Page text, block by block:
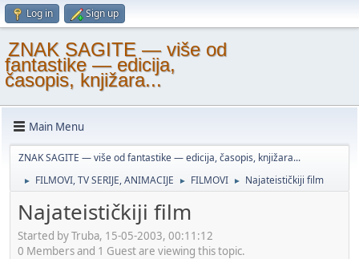
Log in Sign up
ZNAK SAGITE — više od
fantastike — edicija,
časopis, knjižara...
Main Menu
ZNAK SAGITE — više od fantastike — edicija, časopis, knjižara...
► FILMOVI, TV SERIJE, ANIMACIJE ► FILMOVI ► Najateističkiji film
Najateističkiji film
Started by Truba, 15-05-2003, 00:11:12
0 Members and 1 Guest are viewing this topic.